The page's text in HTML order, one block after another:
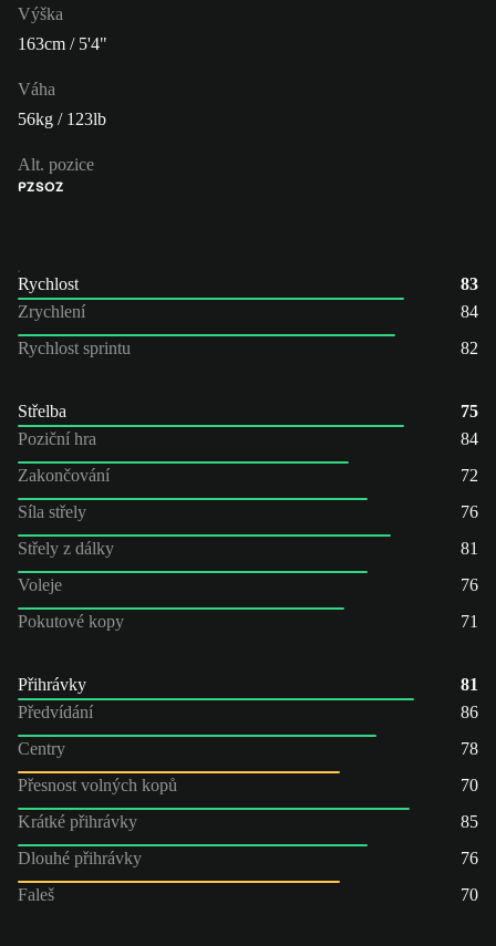
Výška
163cm / 5'4"
Váha
56kg / 123lb
Alt. pozice
PZSOZ
Rychlost
83
Zrychlení
84
Rychlost sprintu
82
Střelba
75
Poziční hra
84
Zakončování
72
Síla střely
76
Střely z dálky
81
Voleje
76
Pokutové kopy
71
Přihrávky
81
Předvídání
86
Centry
78
Přesnost volných kopů
70
Krátké přihrávky
85
Dlouhé přihrávky
76
Faleš
70